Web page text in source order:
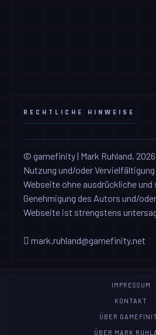
RECHTLICHE HINWEISE
© gamefinity | Mark Ruhland,
Nutzung und/oder
Webseite ohne ausdrückliche
Genehmigung des Autors und/
Webseite ist strengstens
mark.ruhland@gamefinity.net
IMPRESSUM
KONTAKT
ÜBER
ÜBER MARK